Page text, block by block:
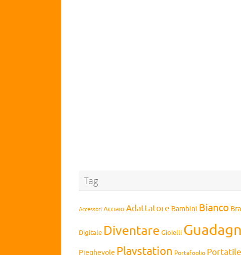
Tag
Accessori Acciaio Adattatore Bambini Bianco
Digitale Diventare Gioielli
Pieghevole Playstation Portafoglio Portatile